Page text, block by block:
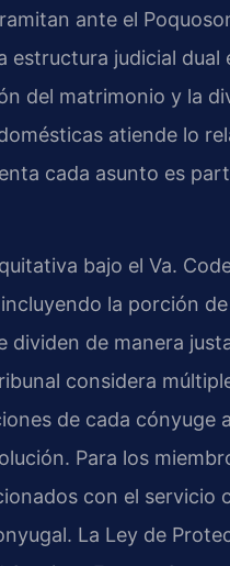
ante el
estructura judicial dual
del matrimonio y la
atiende lo
cada asunto es
bajo el Va.
la porción
de manera
considera
de cada cónyuge
Para los
con el servicio
La Ley de